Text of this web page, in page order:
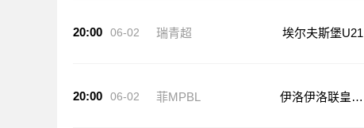
20:00 06-02 瑞青超 埃尔夫斯堡U21
20:00 06-02 菲MPBL
伊洛伊洛联皇家